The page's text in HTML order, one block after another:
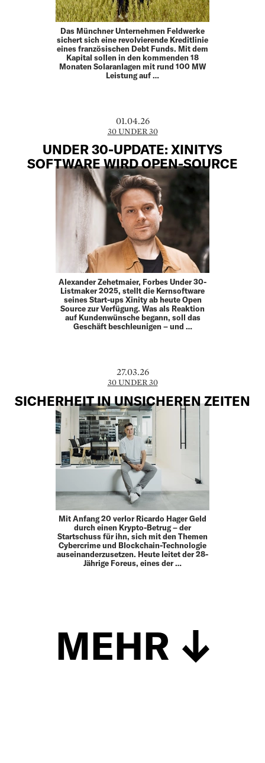
Das Münchner Unternehmen Feldwerke
sichert sich eine revolvierende Kreditlinie
eines französischen Debt Funds. Mit dem
Kapital sollen in den kommenden 18
Monaten Solaranlagen mit rund 100 MW
Leistung auf …
01.04.26
30 UNDER 30
UNDER 30-UPDATE: XINITYS
SOFTWARE WIRD OPEN-SOURCE
Alexander Zehetmaier, Forbes Under 30-
Listmaker 2025, stellt die Kernsoftware
seines Start-ups Xinity ab heute Open
Source zur Verfügung. Was als Reaktion
auf Kundenwünsche begann, soll das
Geschäft beschleunigen – und …
27.03.26
30 UNDER 30
SICHERHEIT IN UNSICHEREN ZEITEN
Mit Anfang 20 verlor Ricardo Hager Geld
durch einen Krypto-Betrug – der
Startschuss für ihn, sich mit den Themen
Cybercrime und Blockchain-Technologie
auseinanderzusetzen. Heute leitet der 28-
Jährige Foreus, eines der …
MEHR